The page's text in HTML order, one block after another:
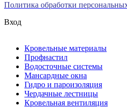
Политика обработки
Вход
Кровельные материалы
Профнастил
Водосточные системы
Мансардные окна
Гидро и пароизоляция
Чердачные лестницы
Кровельная вентиляция